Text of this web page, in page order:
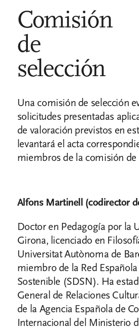
Comisión
de
selección
Una comisión de selección
solicitudes presentadas
de valoración previstos en
levantará el acta
miembros de la comisión de
Alfons Martinell (codirector
Doctor en Pedagogía por la
Girona, licenciado en
Universitat Autònoma de
miembro de la Red
Sostenible (SDSN). Ha
General de Relaciones
de la Agencia Española de
Internacional del Ministerio